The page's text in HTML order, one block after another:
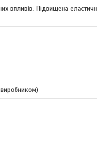
впливів. Підвищена